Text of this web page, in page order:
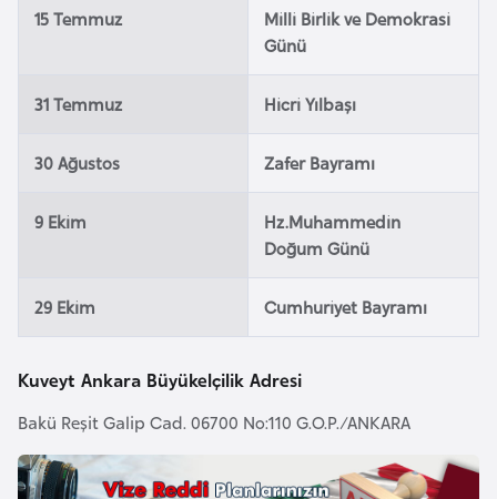
15 Temmuz
Milli Birlik ve Demokrasi
Günü
31 Temmuz Hicri Yılbaşı
30 Ağustos Zafer Bayramı
9 Ekim
Hz.Muhammedin
Doğum Günü
29 Ekim Cumhuriyet Bayramı
Kuveyt Ankara Büyükelçilik Adresi
Bakü Reşit Galip Cad. 06700 No:110 G.O.P./ANKARA
l
r
s
a
B
u
i
n
a